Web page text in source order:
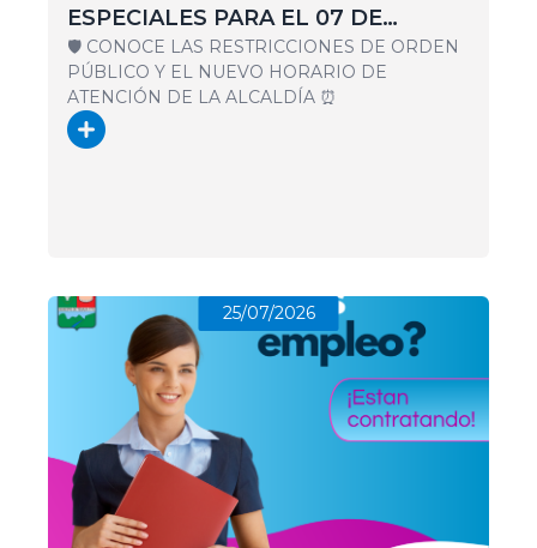
ESPECIALES PARA EL 07 DE
AGOSTO 🚔
🛡️ CONOCE LAS RESTRICCIONES DE ORDEN
PÚBLICO Y EL NUEVO HORARIO DE
ATENCIÓN DE LA ALCALDÍA ⏰
25/07/2026